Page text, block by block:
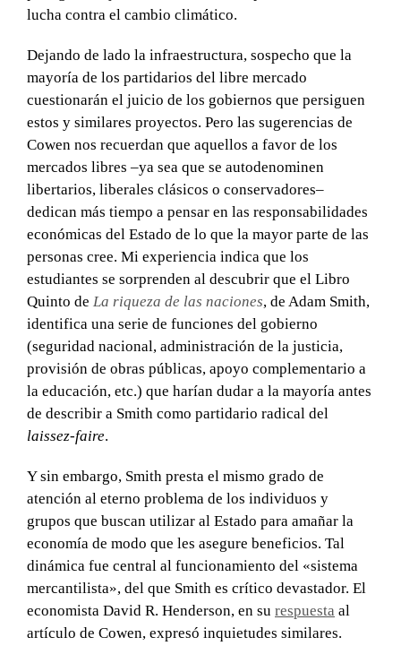
lucha contra el cambio climático.
Dejando de lado la infraestructura, sospecho que la
mayoría de los partidarios del libre mercado
cuestionarán el juicio de los gobiernos que persiguen
estos y similares proyectos. Pero las sugerencias de
Cowen nos recuerdan que aquellos a favor de los
mercados libres –ya sea que se autodenominen
libertarios, liberales clásicos o conservadores–
dedican más tiempo a pensar en las responsabilidades
económicas del Estado de lo que la mayor parte de las
personas cree. Mi experiencia indica que los
estudiantes se sorprenden al descubrir que el Libro
Quinto de La riqueza de las naciones, de Adam Smith,
identifica una serie de funciones del gobierno
(seguridad nacional, administración de la justicia,
provisión de obras públicas, apoyo complementario a
la educación, etc.) que harían dudar a la mayoría antes
de describir a Smith como partidario radical del
laissez-faire.
Y sin embargo, Smith presta el mismo grado de
atención al eterno problema de los individuos y
grupos que buscan utilizar al Estado para amañar la
economía de modo que les asegure beneficios. Tal
dinámica fue central al funcionamiento del «sistema
mercantilista», del que Smith es crítico devastador. El
economista David R. Henderson, en su respuesta al
artículo de Cowen, expresó inquietudes similares.